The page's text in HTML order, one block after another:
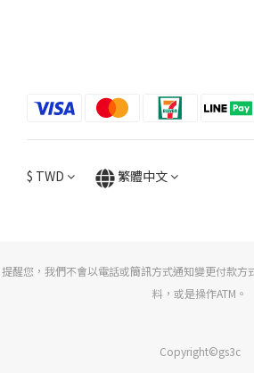
$ TWD 繁體中文
提醒您，我們不會以電話或簡訊方式通知變更付款方
料，或是操作ATM。
Copyright©gs3c